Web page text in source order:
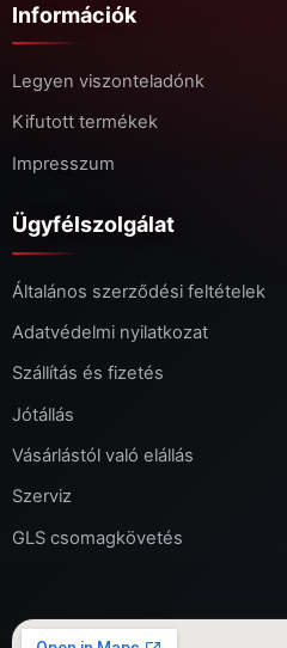
Információk
Legyen viszonteladónk
Kifutott termékek
Impresszum
Ügyfélszolgálat
Általános szerződési feltételek
Adatvédelmi nyilatkozat
Szállítás és fizetés
Jótállás
Vásárlástól való elállás
Szerviz
GLS csomagkövetés